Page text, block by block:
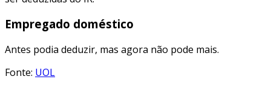
Empregado doméstico
Antes podia deduzir, mas agora não pode mais.
Fonte: UOL